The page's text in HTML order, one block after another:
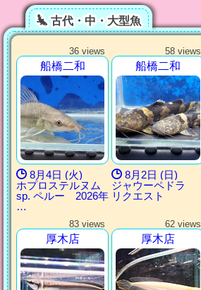
古代・中・大型魚
36 views
船橋二和
8月4日 (火)
ホプロステルヌム
sp. ペルー 2026年
…
58 views
船橋二和
8月2日 (日)
ジャウーペドラ
リクエスト
83 views
厚木店
62 views
厚木店